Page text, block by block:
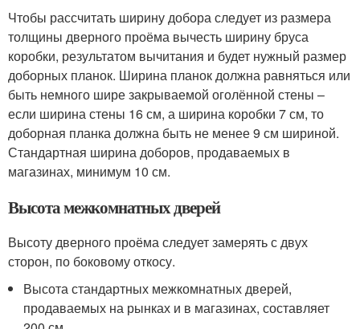
Чтобы рассчитать ширину добора следует из размера
толщины дверного проёма вычесть ширину бруса
коробки, результатом вычитания и будет нужный размер
доборных планок. Ширина планок должна равняться или
быть немного шире закрываемой оголённой стены –
если ширина стены 16 см, а ширина коробки 7 см, то
доборная планка должна быть не менее 9 см шириной.
Стандартная ширина доборов, продаваемых в
магазинах, минимум 10 см.
Высота межкомнатных дверей
Высоту дверного проёма следует замерять с двух
сторон, по боковому откосу.
Высота стандартных межкомнатных дверей,
продаваемых на рынках и в магазинах, составляет